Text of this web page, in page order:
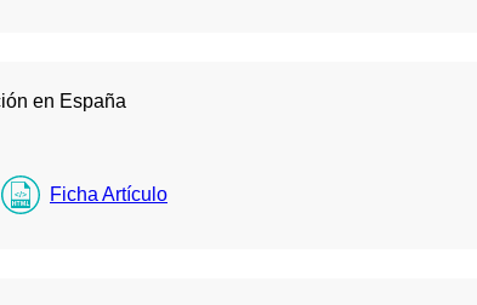
en España
Ficha Artículo